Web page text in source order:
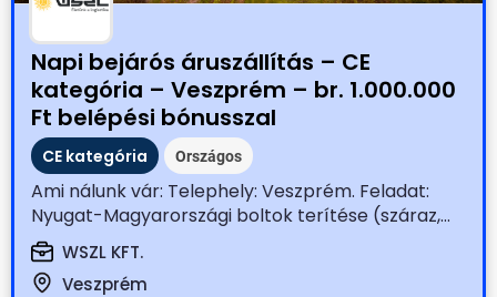
Napi bejárós áruszállítás – CE
kategória – Veszprém – br. 1.000.000
Ft belépési bónusszal
CE kategória Országos
Ami nálunk vár: Telephely: Veszprém. Feladat:
Nyugat-Magyarországi boltok terítése (száraz,...
WSZL KFT.
Veszprém